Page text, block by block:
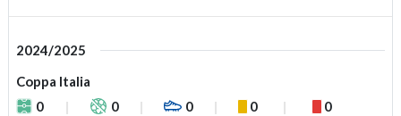
2024/2025
Coppa Italia
0
0 0 0 0